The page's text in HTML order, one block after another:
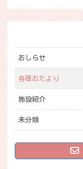
おしらせ
各種おたより
施設紹介
未分類